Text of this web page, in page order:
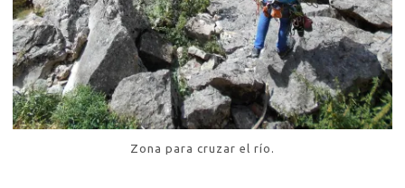
Zona para cruzar el río.